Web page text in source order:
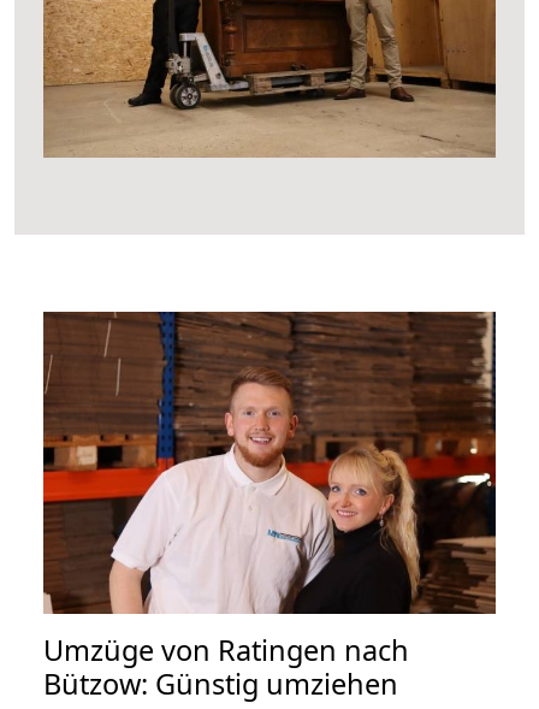
Umzüge von Ratingen nach
Bützow: Günstig umziehen